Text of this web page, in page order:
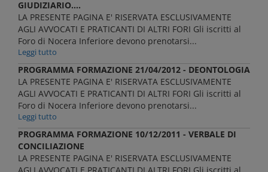
GIUDIZIARIO....
LA PRESENTE PAGINA E' RISERVATA ESCLUSIVAMENTE
AGLI AVVOCATI E PRATICANTI DI ALTRI FORI Gli iscritti al
Foro di Nocera Inferiore devono prenotarsi...
Leggi tutto
PROGRAMMA FORMAZIONE 21/04/2012 - DEONTOLOGIA
LA PRESENTE PAGINA E' RISERVATA ESCLUSIVAMENTE
AGLI AVVOCATI E PRATICANTI DI ALTRI FORI Gli iscritti al
Foro di Nocera Inferiore devono prenotarsi...
Leggi tutto
PROGRAMMA FORMAZIONE 10/12/2011 - VERBALE DI
CONCILIAZIONE
LA PRESENTE PAGINA E' RISERVATA ESCLUSIVAMENTE